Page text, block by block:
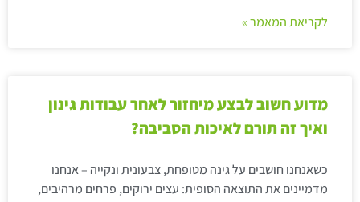
לקריאת המאמר »
מדוע חשוב לבצע מיחזור לאחר עבודות גינון
ואיך זה תורם לאיכות הסביבה?
כשאנחנו חושבים על גינה מטופחת, צבעונית ונקייה – אנחנו
מדמיינים את התוצאה הסופית: עצים ירוקים, פרחים מרהיבים,